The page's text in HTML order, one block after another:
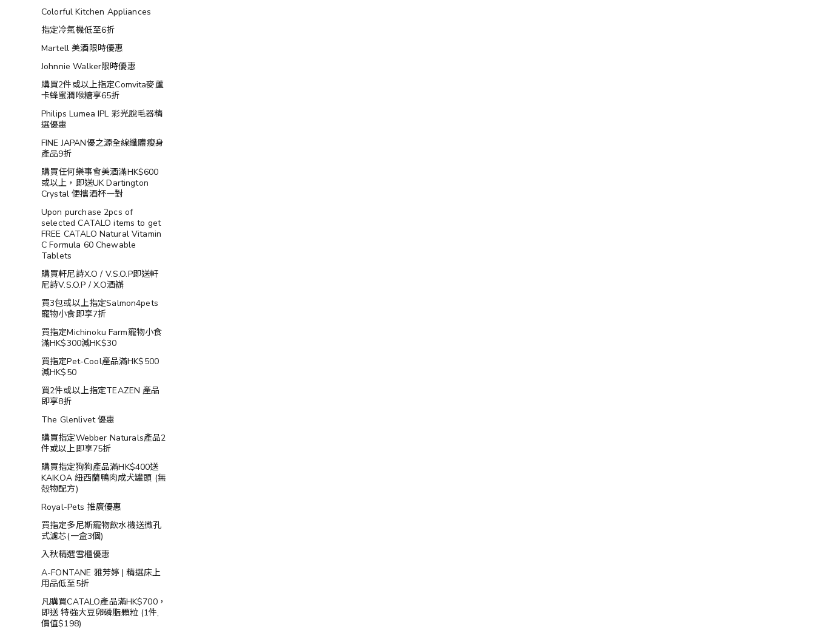
Colorful Kitchen Appliances
指定冷氣機低至6折
Martell 美酒限時優惠
Johnnie Walker限時優惠
購買2件或以上指定Comvita麥蘆
卡蜂蜜潤喉糖享65折
Philips Lumea IPL 彩光脫毛器精
選優惠
FINE JAPAN優之源全線纖體瘦身
產品9折
購買任何樂事會美酒滿HK$600
或以上，即送UK Dartington
Crystal 便攜酒杯一對
Upon purchase 2pcs of
selected CATALO items to get
FREE CATALO Natural Vitamin
C Formula 60 Chewable
Tablets
購買軒尼詩X.O / V.S.O.P即送軒
尼詩V.S.O.P / X.O酒辦
買3包或以上指定Salmon4pets
寵物小食即享7折
買指定Michinoku Farm寵物小食
滿HK$300減HK$30
買指定Pet-Cool產品滿HK$500
減HK$50
買2件或以上指定TEAZEN 產品
即享8折
The Glenlivet 優惠
購買指定Webber Naturals產品2
件或以上即享75折
購買指定狗狗產品滿HK$400送
KAIKOA 紐西蘭鴨肉成犬罐頭 (無
殻物配方)
Royal-Pets 推廣優惠
買指定多尼斯寵物飲水機送微孔
式濾芯(一盒3個)
入秋精選雪櫃優惠
A-FONTANE 雅芳婷 | 精選床上
用品低至5折
凡購買CATALO產品滿HK$700，
即送 特強大豆卵磷脂顆粒 (1件,
價值$198)